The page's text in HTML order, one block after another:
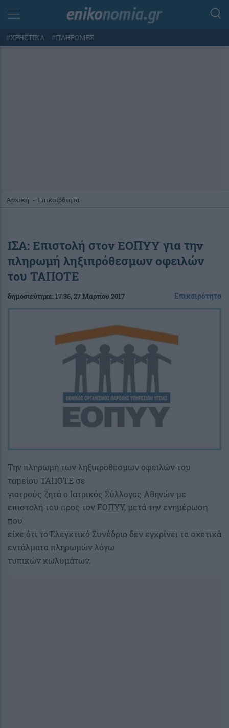
#ΧΡΗΣΤΙΚΑ #ΠΛΗΡΩΜΕΣ
Αρχική - Επικαιρότητα
ΙΣΑ: Επιστολή στον ΕΟΠΥΥ για την
πληρωμή ληξιπρόθεσμων οφειλών
του ΤΑΠΟΤΕ
δημοσιεύτηκε:17:36, 27 Μαρτίου 2017 Επικαιρότητα
Την πληρωμή των ληξιπρόθεσμων οφειλών του
ταμείου ΤΑΠΟΤΕ σε
γιατρούς ζητά ο Ιατρικός Σύλλογος Αθηνών με
επιστολή του προς τον ΕΟΠΥΥ, μετά την ενημέρωση
που
είχε ότι το Ελεγκτικό Συνέδριο δεν εγκρίνει τα σχετικά
εντάλματα πληρωμών λόγω
τυπικών κωλυμάτων.